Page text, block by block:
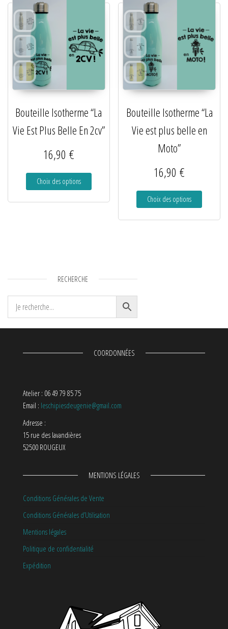
Bouteille Isotherme “La
Vie Est Plus Belle En 2cv”
16,90 €
Choix des options
Bouteille Isotherme “La
Vie est plus belle en
Moto”
16,90€
Choix des options
RECHERCHE
COORDONNÉES
Atelier : 06 49 79 85 75
Email : leschipiesdeugenie@gmail.com
Adresse :
15 rue des lavandières
52500 ROUGEUX
MENTIONS LÉGALES
Conditions Générales de Vente
Conditions Générales d’Utilisation
Mentions légales
Politique de confidentialité
Expédition